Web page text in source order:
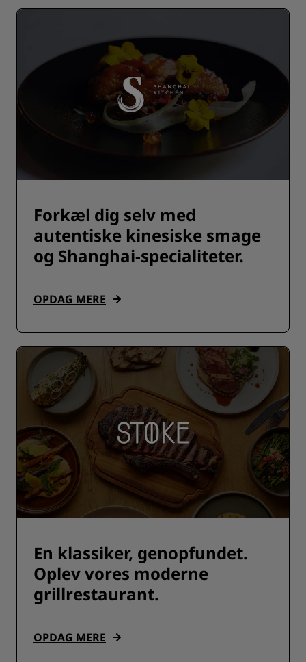
Forkæl dig selv med
autentiske kinesiske smage
og Shanghai-specialiteter.
OPDAG MERE
En klassiker, genopfundet.
Oplev vores moderne
grillrestaurant.
OPDAG MERE